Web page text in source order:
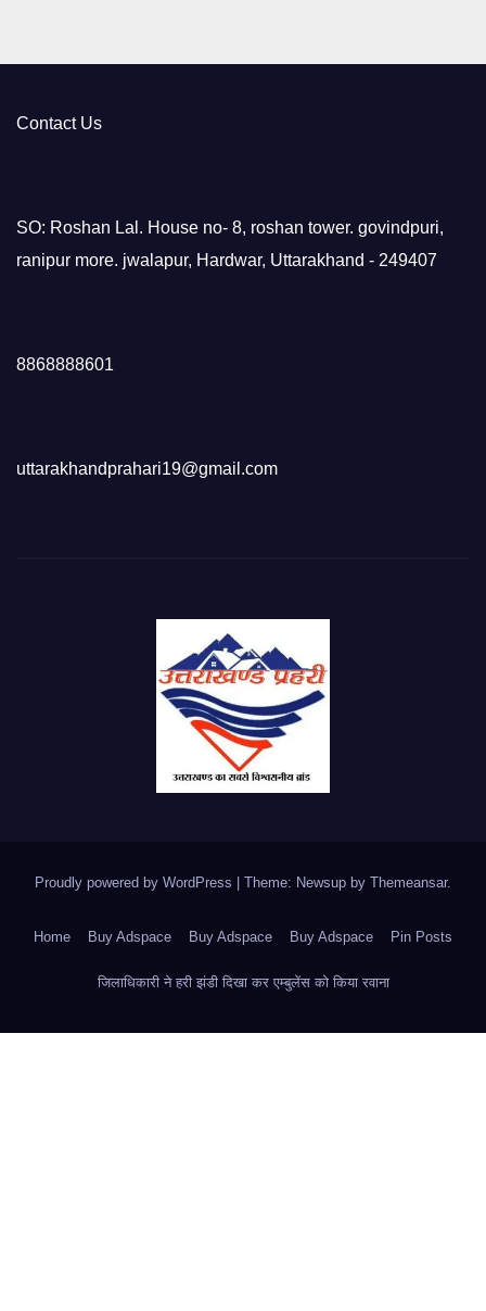
Contact Us
SO: Roshan Lal. House no- 8, roshan tower. govindpuri,
ranipur more. jwalapur, Hardwar, Uttarakhand - 249407
8868888601
uttarakhandprahari19@gmail.com
Proudly powered by WordPress Theme: Newsup by Themeansar.
Home Buy Adspace Buy Adspace Buy Adspace Pin Posts
जिलाधिकारी ने हरी झंडी दिखा कर एम्बुलेंस को किया रवाना